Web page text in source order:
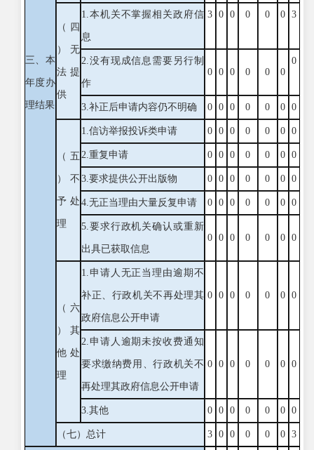
三、本
年度办
理结果
（四
）无
法提
供
1.本机关不掌握相关政府信
息
3 0 0 0 0 0 3
2.没有现成信息需要另行制
作
0 0 0 0 0 0
0
3.补正后申请内容仍不明确 0 0 0 0 0 0 0
（五
）不
予处
理
1.信访举报投诉类申请 0 0 0 0 0 0 0
2.重复申请 0 0 0 0 0 0 0
3.要求提供公开出版物 0 0 0 0 0 0 0
4.无正当理由大量反复申请 0 0 0 0 0 0 0
5.要求行政机关确认或重新
出具已获取信息
0 0 0 0 0 0 0
（六
）其
他处
理
1.申请人无正当理由逾期不
补正、行政机关不再处理其
政府信息公开申请
0 0 0 0 0 0 0
2.申请人逾期未按收费通知
要求缴纳费用、行政机关不
再处理其政府信息公开申请
0 0 0 0 0 0 0
3.其他 0 0 0 0 0 0 0
（七）总计 3 0 0 0 0 0 3